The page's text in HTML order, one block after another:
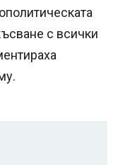
с всички